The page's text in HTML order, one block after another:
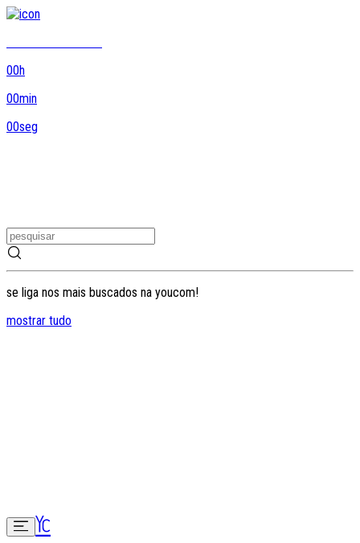
00h
00min
00seg
se liga nos mais buscados na youcom!
mostrar tudo